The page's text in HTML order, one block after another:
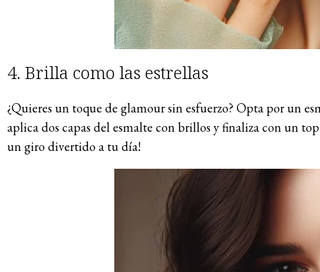
4. Brilla como las estrellas
¿Quieres un toque de glamour sin esfuerzo? Opta por un
aplica dos capas del esmalte con brillos y finaliza con un
un giro divertido a tu día!